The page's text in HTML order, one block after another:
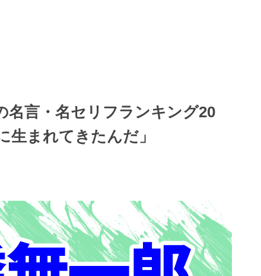
名言・名セリフランキング20
生まれてきたんだ」